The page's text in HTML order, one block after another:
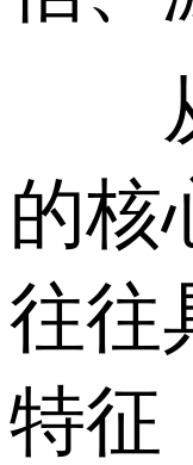
从
的核
往往
特征